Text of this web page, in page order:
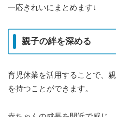
一応きれいにまとめます↓
親子の絆を深める
育児休業を活用することで、
を持つことができます。